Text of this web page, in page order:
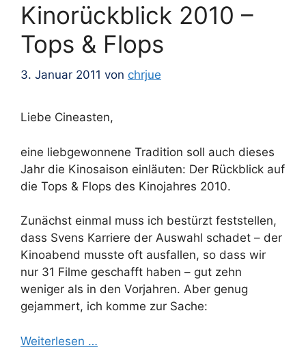
Kinorückblick 2010 –
Tops & Flops
3. Januar 2011 von chrjue
Liebe Cineasten,
eine liebgewonnene Tradition soll auch dieses
Jahr die Kinosaison einläuten: Der Rückblick auf
die Tops & Flops des Kinojahres 2010.
Zunächst einmal muss ich bestürzt feststellen,
dass Svens Karriere der Auswahl schadet – der
Kinoabend musste oft ausfallen, so dass wir
nur 31 Filme geschafft haben – gut zehn
weniger als in den Vorjahren. Aber genug
gejammert, ich komme zur Sache:
Weiterlesen …